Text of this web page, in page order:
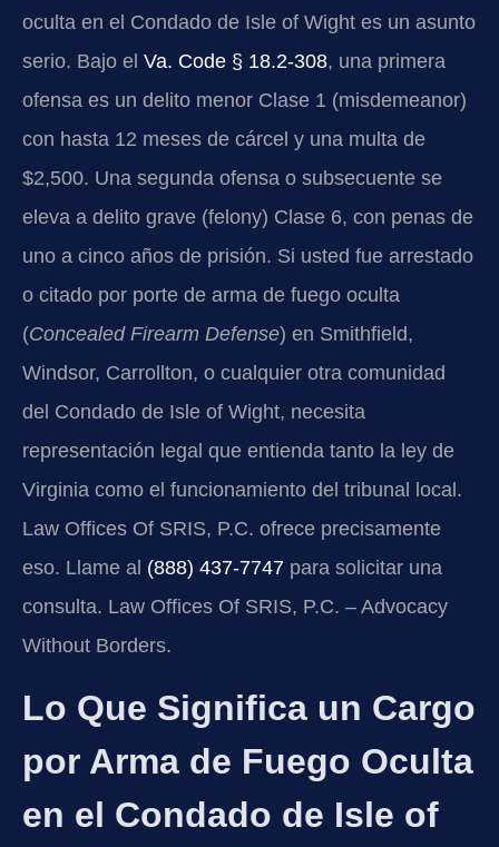
oculta en el Condado de Isle of Wight es un asunto
serio. Bajo el Va. Code § 18.2-308, una primera
ofensa es un delito menor Clase 1 (misdemeanor)
con hasta 12 meses de cárcel y una multa de
$2,500. Una segunda ofensa o subsecuente se
eleva a delito grave (felony) Clase 6, con penas de
uno a cinco años de prisión. Si usted fue arrestado
o citado por porte de arma de fuego oculta
(Concealed Firearm Defense) en Smithfield,
Windsor, Carrollton, o cualquier otra comunidad
del Condado de Isle of Wight, necesita
representación legal que entienda tanto la ley de
Virginia como el funcionamiento del tribunal local.
Law Offices Of SRIS, P.C. ofrece precisamente
eso. Llame al (888) 437-7747 para solicitar una
consulta. Law Offices Of SRIS, P.C. – Advocacy
Without Borders.
Lo Que Significa un Cargo
por Arma de Fuego Oculta
en el Condado de Isle of